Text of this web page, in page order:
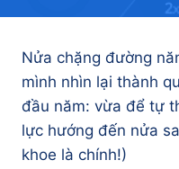
Nửa chặng đường
mình nhìn lại thành
đầu năm: vừa để tự
lực hướng đến nửa
khoe là chính!)